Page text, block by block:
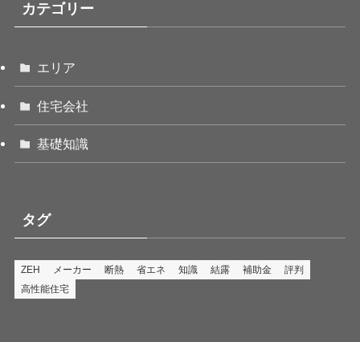
カテゴリー
エリア
住宅会社
基礎知識
タグ
ZEH メーカー 断熱 省エネ 知識 結露 補助金
評判
高性能住宅